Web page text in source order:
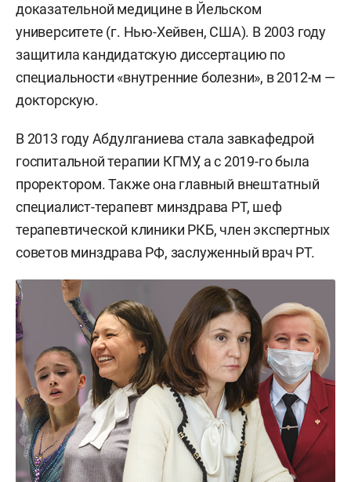
доказательной медицине в Йельском
университете (г. Нью-Хейвен, США). В 2003 году
защитила кандидатскую диссертацию по
специальности «внутренние болезни», в 2012-м —
докторскую.
В 2013 году Абдулганиева стала завкафедрой
госпитальной терапии КГМУ, а с 2019-го была
проректором. Также она главный внештатный
специалист-терапевт минздрава РТ, шеф
терапевтической клиники РКБ, член экспертных
советов минздрава РФ, заслуженный врач РТ.